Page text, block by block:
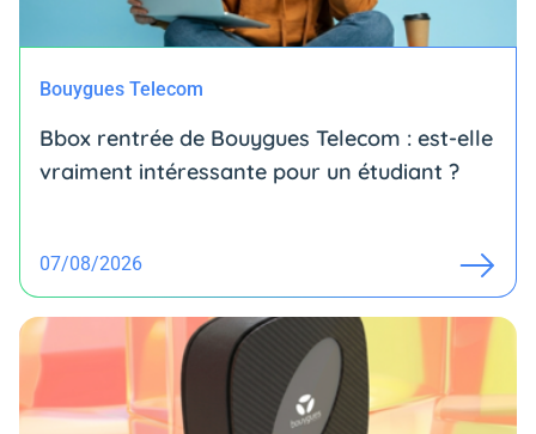
Bouygues Telecom
Bbox rentrée de Bouygues Telecom : est-elle
vraiment intéressante pour un étudiant ?
07/08/2026